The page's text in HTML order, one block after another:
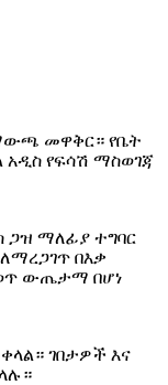
መዋቅር። የቤት
የፍሳሽ ማስወገጃ
ጋዝ ማለፊያ ተግባር
በእቃ
ውጤታማ በሆነ
ገበታዎች እና